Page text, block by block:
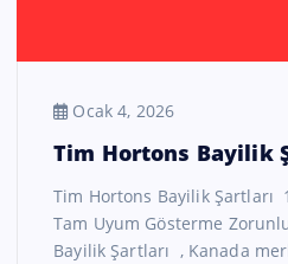
Ocak 4, 2026
Tim Hortons Bayilik
Tim Hortons Bayilik Şartları
Tam Uyum Gösterme
Bayilik Şartları , Kanada